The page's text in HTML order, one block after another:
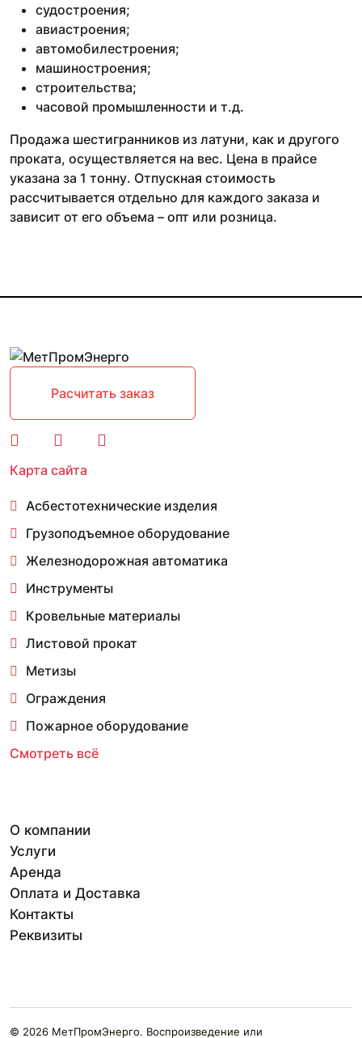
судостроения;
авиастроения;
автомобилестроения;
машиностроения;
строительства;
часовой промышленности и т.д.
Продажа шестигранников из латуни, как и другого
проката, осуществляется на вес. Цена в прайсе
указана за 1 тонну. Отпускная стоимость
рассчитывается отдельно для каждого заказа и
зависит от его объема – опт или розница.
Расчитать заказ
Карта сайта
Асбестотехнические изделия
Грузоподъемное оборудование
Железнодорожная автоматика
Инструменты
Кровельные материалы
Листовой прокат
Метизы
Ограждения
Пожарное оборудование
Смотреть всё
О компании
Услуги
Аренда
Оплата и Доставка
Контакты
Реквизиты
© 2026 МетПромЭнерго. Воспроизведение или